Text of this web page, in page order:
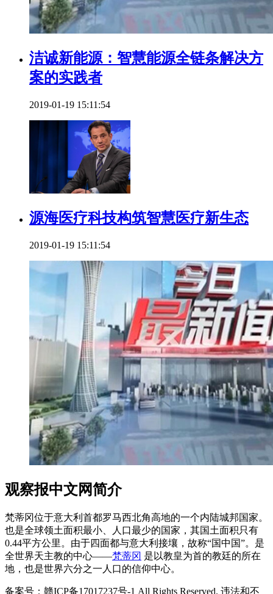
洁诚新能源：智慧能源全链条解决方
案的实践者​
2019-01-19 15:11:54
源海医疗科技构筑智慧医疗新生态
2019-01-19 15:11:54
观察报中文网简介
梵蒂冈位于意大利首都罗马西北角高地的一个内陆城邦国家。
也是全球领土面积最小、人口最少的国家，其国土面积只有
0.44平方公里。由于四面都与意大利接壤，故称“国中国”。是
全世界天主教的中心——梵蒂冈 是以教皇为首的教廷的所在
地，也是世界六分之一人口的信仰中心。
备案号：赣ICP备17017237号-1 All Rights Reserved. 违法和不